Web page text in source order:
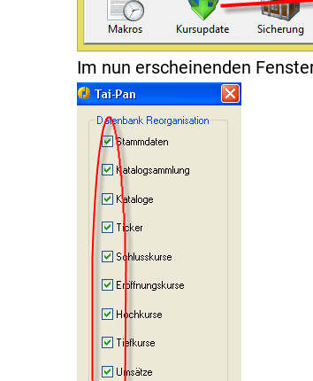
Im nun erscheinenden